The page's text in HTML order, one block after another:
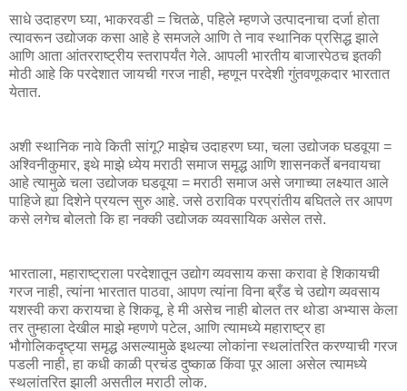
साधे उदाहरण घ्या, भाकरवडी = चितळे, पहिले म्हणजे उत्पादनाचा दर्जा होता
त्यावरून उद्योजक कसा आहे हे समजले आणि ते नाव स्थानिक प्रसिद्ध झाले
आणि आता आंतरराष्ट्रीय स्तरापर्यंत गेले. आपली भारतीय बाजारपेठच इतकी
मोठी आहे कि परदेशात जायची गरज नाही, म्हणून परदेशी गुंतवणूकदार भारतात
येतात.
अशी स्थानिक नावे किती सांगू? माझेच उदाहरण घ्या, चला उद्योजक घडवूया =
अश्विनीकुमार, इथे माझे ध्येय मराठी समाज समृद्ध आणि शासनकर्ते बनवायचा
आहे त्यामुळे चला उद्योजक घडवूया = मराठी समाज असे जगाच्या लक्ष्यात आले
पाहिजे ह्या दिशेने प्रयत्न सुरु आहे. जसे ठराविक परप्रांतीय बघितले तर आपण
कसे लगेच बोलतो कि हा नक्की उद्योजक व्यवसायिक असेल तसे.
भारताला, महाराष्ट्राला परदेशातून उद्योग व्यवसाय कसा करावा हे शिकायची
गरज नाही, त्यांना भारतात पाठवा, आपण त्यांना विना ब्रँड चे उद्योग व्यवसाय
यशस्वी करा करायचा हे शिकवू. हे मी असेच नाही बोलत तर थोडा अभ्यास केला
तर तुम्हाला देखील माझे म्हणणे पटेल, आणि त्यामध्ये महाराष्ट्र हा
भौगोलिकदृष्ट्या समृद्ध असल्यामुळे इथल्या लोकांना स्थलांतरित करण्याची गरज
पडली नाही, हा कधी काळी प्रचंड दुष्काळ किंवा पूर आला असेल त्यामध्ये
स्थलांतरित झाली असतील मराठी लोक.